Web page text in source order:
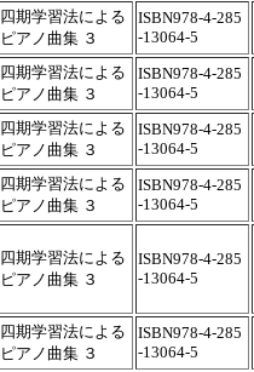
四期学習法による
ピアノ曲集 ３
ISBN978-4-285
-13064-5
四期学習法による
ピアノ曲集 ３
ISBN978-4-285
-13064-5
四期学習法による
ピアノ曲集 ３
ISBN978-4-285
-13064-5
四期学習法による
ピアノ曲集 ３
ISBN978-4-285
-13064-5
四期学習法による
ピアノ曲集 ３
ISBN978-4-285
-13064-5
四期学習法による
ピアノ曲集 ３
ISBN978-4-285
-13064-5